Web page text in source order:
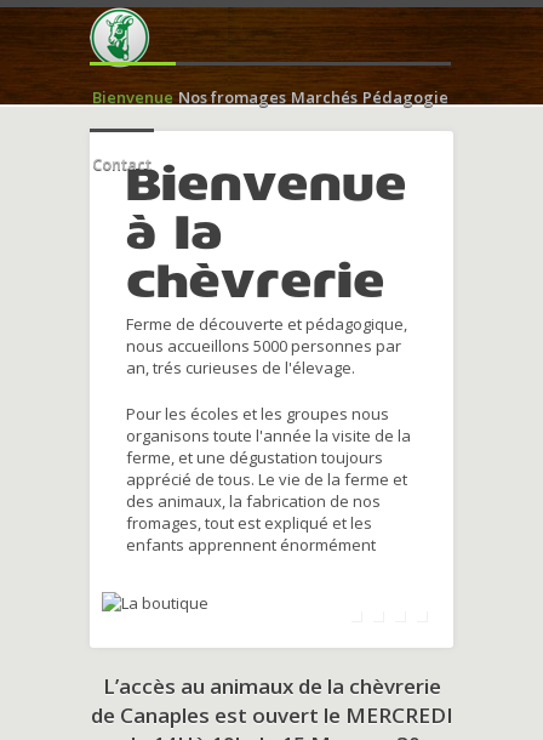
Bienvenue Nos fromages Marchés Pédagogie
ContactBienvenue
à la
chèvrerie
Ferme de découverte et pédagogique,
nous accueillons 5000 personnes par
an, trés curieuses de l'élevage.
Pour les écoles et les groupes nous
organisons toute l'année la visite de la
ferme, et une dégustation toujours
apprécié de tous. Le vie de la ferme et
des animaux, la fabrication de nos
fromages, tout est expliqué et les
enfants apprennent énormément
L’accès au animaux de la chèvrerie
de Canaples est ouvert le MERCREDI